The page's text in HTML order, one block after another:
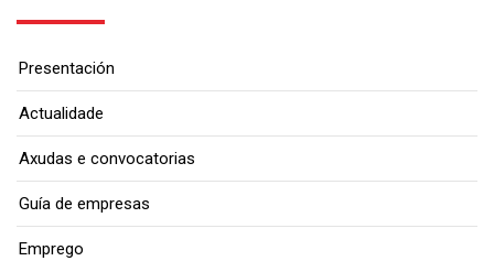
Presentación
Actualidade
Axudas e convocatorias
Guía de empresas
Emprego